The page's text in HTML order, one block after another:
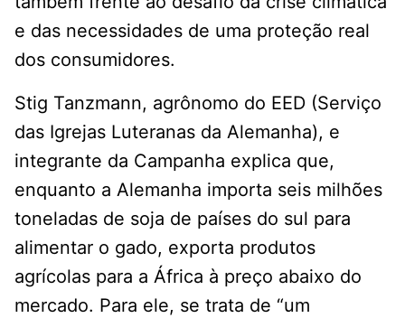
e das necessidades de uma proteção real
dos consumidores.
Stig Tanzmann, agrônomo do EED (Serviço
das Igrejas Luteranas da Alemanha), e
integrante da Campanha explica que,
enquanto a Alemanha importa seis milhões
toneladas de soja de países do sul para
alimentar o gado, exporta produtos
agrícolas para a África à preço abaixo do
mercado. Para ele, se trata de “um